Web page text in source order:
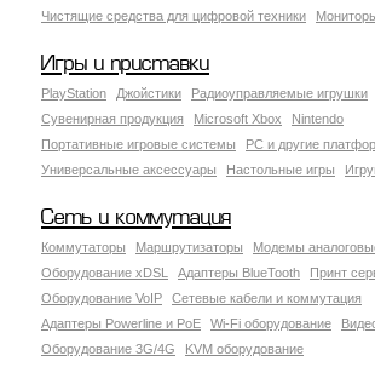
Чистящие средства для цифровой техники
Игры и приставки
PlayStation Джойстики
Радиоуправляемые игрушки
Сувенирная продукция
Microsoft Xbox
Nintendo
Портативные игровые системы
PC и другие
Универсальные аксессуары
Настольные игры
Сеть и коммутация
Коммутаторы Маршрутизаторы Модемы
Оборудование xDSL
Адаптеры BlueTooth
Принт
Оборудование VoIP
Сетевые кабели и коммутация
Адаптеры Powerline и PoE
Wi-Fi оборудование
Оборудование 3G/4G
KVM оборудование